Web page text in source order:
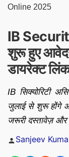
Online 2025
IB
शुरू हुए
डायरेक्ट
IB सिक्योरिटी
जुलाई से शुरू होंगे
जरूरी दस्तावेज़ और
Posted
Sanjeev